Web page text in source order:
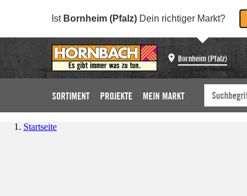
Ist Bornheim (Pfalz) Dein richtiger Markt?
Bornheim (Pfalz)
SORTIMENT PROJEKTE MEIN MARKT
Startseite